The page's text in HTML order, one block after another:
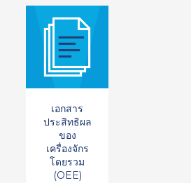
เอกสาร
ประสิทธิผล
ของ
เครื่องจักร
โดยรวม
(OEE)